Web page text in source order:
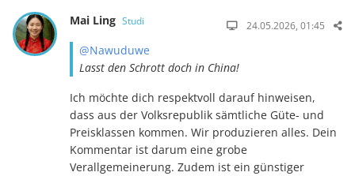
Mai Ling Studi 24.05.2026, 01:45
@Nawuduwe
Lasst den Schrott doch in China!
Ich möchte dich respektvoll darauf hinweisen,
dass aus der Volksrepublik sämtliche Güte- und
Preisklassen kommen. Wir produzieren alles. Dein
Kommentar ist darum eine grobe
Verallgemeinerung. Zudem ist ein günstiger